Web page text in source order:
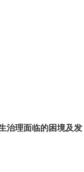
治理面临的困境及发